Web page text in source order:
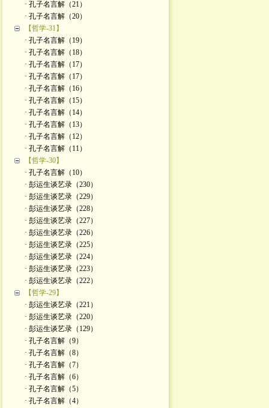
· 孔子名言解（21）
· 孔子名言解（20）
【哲学-31】
· 孔子名言解（19）
· 孔子名言解（18）
· 孔子名言解（17）
· 孔子名言解（17）
· 孔子名言解（16）
· 孔子名言解（15）
· 孔子名言解（14）
· 孔子名言解（13）
· 孔子名言解（12）
· 孔子名言解（11）
【哲学-30】
· 孔子名言解（10）
· 彭运生谈艺录（230）
· 彭运生谈艺录（229）
· 彭运生谈艺录（228）
· 彭运生谈艺录（227）
· 彭运生谈艺录（226）
· 彭运生谈艺录（225）
· 彭运生谈艺录（224）
· 彭运生谈艺录（223）
· 彭运生谈艺录（222）
【哲学-29】
· 彭运生谈艺录（221）
· 彭运生谈艺录（220）
· 彭运生谈艺录（129）
· 孔子名言解（9）
· 孔子名言解（8）
· 孔子名言解（7）
· 孔子名言解（6）
· 孔子名言解（5）
· 孔子名言解（4）